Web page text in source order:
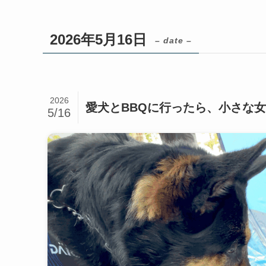
2026年5月16日 – date –
愛犬とBBQに行ったら、小さな
2026
5/16